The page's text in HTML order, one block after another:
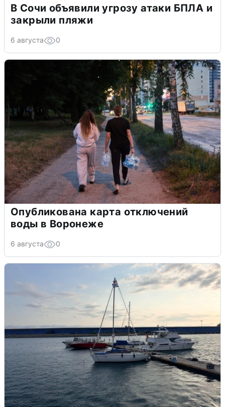
В Сочи объявили угрозу атаки БПЛА и
закрыли пляжи
6 августа 0
Опубликована карта отключений
воды в Воронеже
6 августа 0